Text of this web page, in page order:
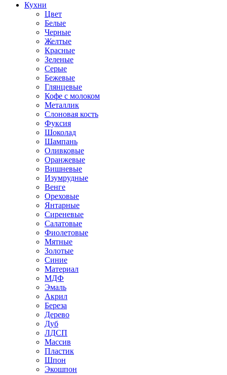
Кухни
Цвет
Белые
Черные
Желтые
Красные
Зеленые
Серые
Бежевые
Глянцевые
Кофе с молоком
Металлик
Слоновая кость
Фуксия
Шоколад
Шампань
Оливковые
Оранжевые
Вишневые
Изумрудные
Венге
Ореховые
Янтарные
Сиреневые
Салатовые
Фиолетовые
Мятные
Золотые
Синие
Материал
МДФ
Эмаль
Акрил
Береза
Дерево
Дуб
ЛДСП
Массив
Пластик
Шпон
Экошпон